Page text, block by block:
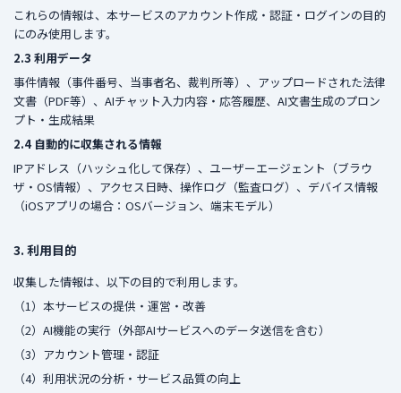
これらの情報は、本サービスのアカウント作成・認証・ログインの目的
にのみ使用します。
2.3 利用データ
事件情報（事件番号、当事者名、裁判所等）、アップロードされた法律
文書（PDF等）、AIチャット入力内容・応答履歴、AI文書生成のプロン
プト・生成結果
2.4 自動的に収集される情報
IPアドレス（ハッシュ化して保存）、ユーザーエージェント（ブラウ
ザ・OS情報）、アクセス日時、操作ログ（監査ログ）、デバイス情報
（iOSアプリの場合：OSバージョン、端末モデル）
3. 利用目的
収集した情報は、以下の目的で利用します。
（1）本サービスの提供・運営・改善
（2）AI機能の実行（外部AIサービスへのデータ送信を含む）
（3）アカウント管理・認証
（4）利用状況の分析・サービス品質の向上